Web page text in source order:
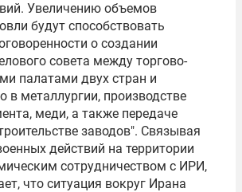
Увеличению объемов
будут способствовать
о создании
совета между торгово­-
палатами двух стран и
в металлургии, производстве
меди, а также передаче
заводов". Связывая
действий на территории
сотрудничеством с ИРИ,
что ситуация вокруг Ирана